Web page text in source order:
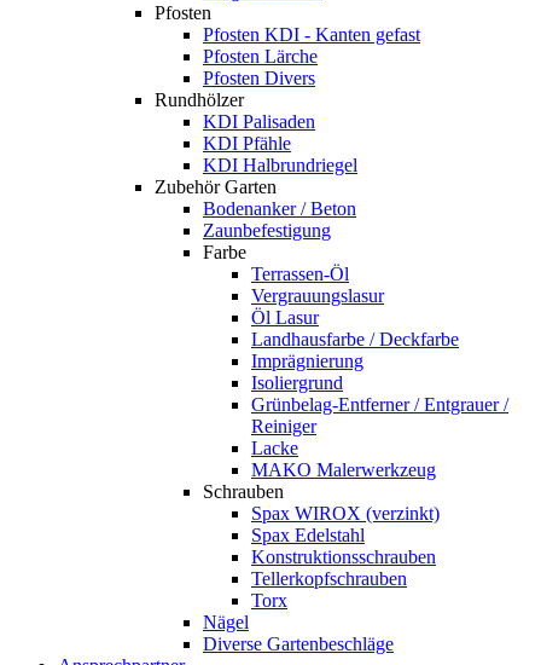
Pfosten
Pfosten KDI - Kanten gefast
Pfosten Lärche
Pfosten Divers
Rundhölzer
KDI Palisaden
KDI Pfähle
KDI Halbrundriegel
Zubehör Garten
Bodenanker / Beton
Zaunbefestigung
Farbe
Terrassen-Öl
Vergrauungslasur
Öl Lasur
Landhausfarbe / Deckfarbe
Imprägnierung
Isoliergrund
Grünbelag-Entferner / Entgrauer /
Reiniger
Lacke
MAKO Malerwerkzeug
Schrauben
Spax WIROX (verzinkt)
Spax Edelstahl
Konstruktionsschrauben
Tellerkopfschrauben
Torx
Nägel
Diverse Gartenbeschläge